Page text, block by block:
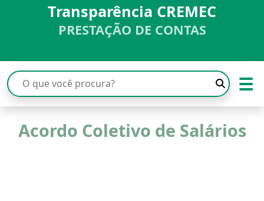
Transparência CREMEC
PRESTAÇÃO DE CONTAS
☰
Acordo Coletivo de Salários